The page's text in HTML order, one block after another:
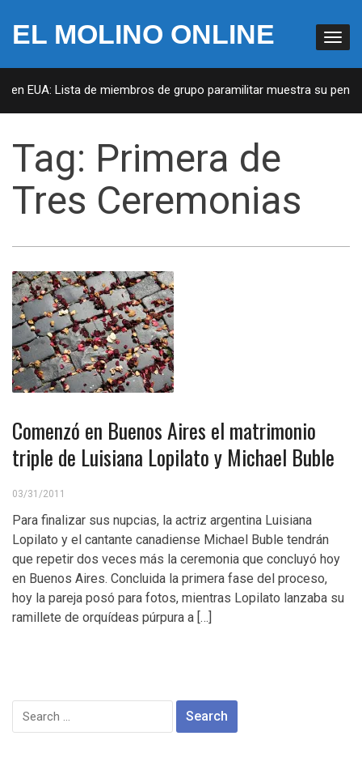
EL MOLINO ONLINE
EUA: Lista de miembros de grupo paramilitar muestra su
Tag: Primera de
Tres Ceremonias
Comenzó en Buenos Aires el matrimonio
triple de Luisiana Lopilato y Michael Buble
03/31/2011
Para finalizar sus nupcias, la actriz argentina Luisiana
Lopilato y el cantante canadiense Michael Buble tendrán
que repetir dos veces más la ceremonia que concluyó hoy
en Buenos Aires. Concluida la primera fase del proceso,
hoy la pareja posó para fotos, mientras Lopilato lanzaba su
ramillete de orquídeas púrpura a […]
Search
for: